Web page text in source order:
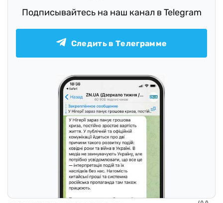
Подписывайтесь на наш канал в Telegram
Следить в Телеграмме